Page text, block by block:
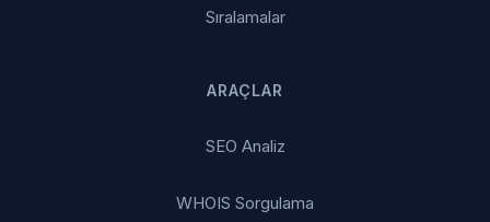
Sıralamalar
ARAÇLAR
SEO Analiz
WHOIS Sorgulama